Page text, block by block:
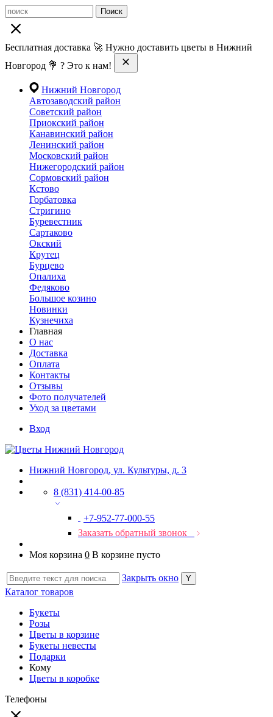
Поиск
Бесплатная доставка 🚀 Нужно доставить цветы в Нижний
Новгород 💐 ? Это к нам!
Нижний Новгород
Автозаводский район
Советский район
Приокский район
Канавинский район
Ленинский район
Московский район
Нижегородский район
Сормовский район
Кстово
Горбатовка
Стригино
Буревестник
Сартаково
Окский
Крутец
Бурцево
Опалиха
Федяково
Большое козино
Новинки
Кузнечиха
Главная
О нас
Доставка
Оплата
Контакты
Отзывы
Фото получателей
Уход за цветами
Вход
Нижний Новгород, ул. Культуры, д. 3
8 (831) 414-00-85
+7-952-77-000-55
Заказать обратный звонок
Моя корзина 0 В корзине пусто
Закрыть окно
Каталог товаров
Букеты
Розы
Цветы в корзине
Букеты невесты
Подарки
Кому
Цветы в коробке
Телефоны